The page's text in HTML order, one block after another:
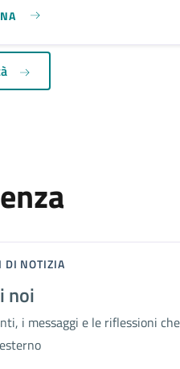
DI NOTIZIA
noi
i messaggi e le riflessioni che